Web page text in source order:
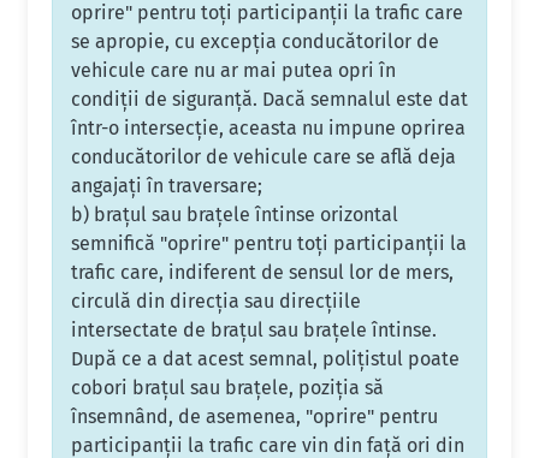
oprire" pentru toţi participanţii la trafic care
se apropie, cu excepţia conducătorilor de
vehicule care nu ar mai putea opri în
condiţii de siguranţă. Dacă semnalul este dat
într-o intersecţie, aceasta nu impune oprirea
conducătorilor de vehicule care se află deja
angajaţi în traversare;
b) braţul sau braţele întinse orizontal
semnifică "oprire" pentru toţi participanţii la
trafic care, indiferent de sensul lor de mers,
circulă din direcţia sau direcţiile
intersectate de braţul sau braţele întinse.
După ce a dat acest semnal, poliţistul poate
cobori braţul sau braţele, poziţia să
însemnând, de asemenea, "oprire" pentru
participanţii la trafic care vin din faţă ori din